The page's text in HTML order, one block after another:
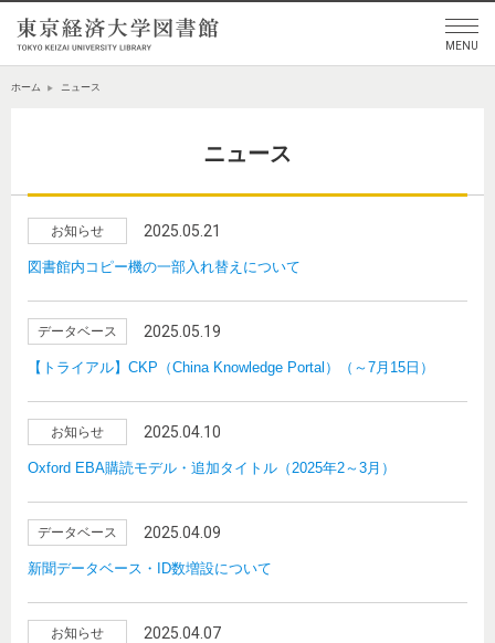
ホーム ニュース
ニュース
お知らせ 2025.05.21
図書館内コピー機の一部入れ替えについて
データベース 2025.05.19
【トライアル】CKP（China Knowledge Portal）（～7月15日）
お知らせ 2025.04.10
Oxford EBA購読モデル・追加タイトル（2025年2～3月）
データベース 2025.04.09
新聞データベース・ID数増設について
お知らせ 2025.04.07